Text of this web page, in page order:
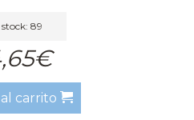
stock: 89
carrito